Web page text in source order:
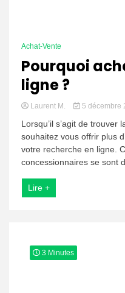
Achat-Vente
Pourquoi
ligne ?
Laurent M. 5 décembre
Lorsqu’il s’agit de trouver
souhaitez vous offrir plus
votre recherche en ligne.
concessionnaires se sont
Lire +
3 Minutes